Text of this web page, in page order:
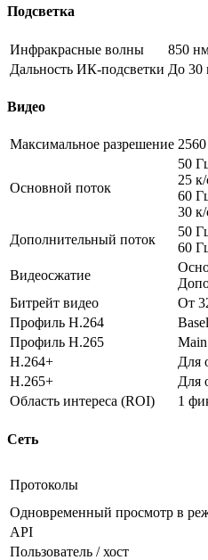
Подсветка
Инфракрасные волны
850
Дальность ИК-подсветки До 30
Видео
Максимальное разрешение
Основной поток
50
25
60
30
Дополнительный поток
50
60
Видеосжатие
Битрейт видео
От
Профиль H.264
Профиль H.265
H.264+
Для
H.265+
Для
Область интереса (ROI)
1
Сеть
Протоколы
Одновременный просмотр в
API
Пользователь / хост